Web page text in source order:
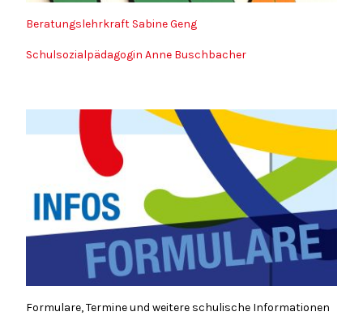
Beratungslehrkraft Sabine Geng
Schulsozialpädagogin Anne Buschbacher
Formulare, Termine und weitere schulische Informationen